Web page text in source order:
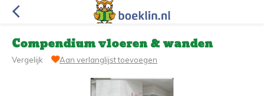
Compendium vloeren & wanden
Vergelijk Aan verlanglijst toevoegen